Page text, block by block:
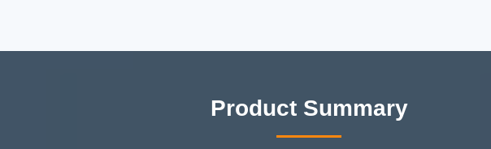
Product Summary